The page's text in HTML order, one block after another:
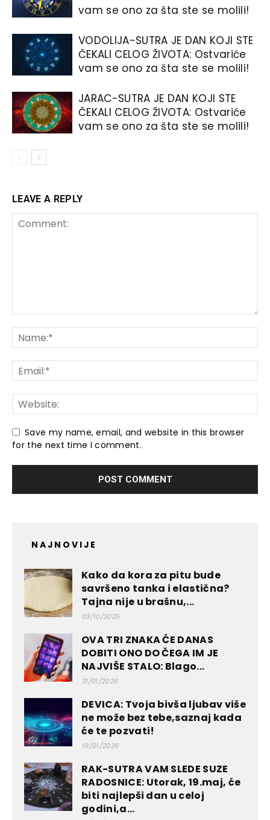
vam se ono za šta ste se molili!
VODOLIJA-SUTRA JE DAN KOJI STE
ČEKALI CELOG ŽIVOTA: Ostvariće
vam se ono za šta ste se molili!
JARAC-SUTRA JE DAN KOJI STE
ČEKALI CELOG ŽIVOTA: Ostvariće
vam se ono za šta ste se molili!
LEAVE A REPLY
Save my name, email, and website in this browser
for the next time I comment.
NAJNOVIJE
Kako da kora za pitu bude
savršeno tanka i elastična?
Tajna nije u brašnu,...
03/10/2025
OVA TRI ZNAKA ĆE DANAS
DOBITI ONO DO ČEGA IM JE
NAJVIŠE STALO: Blago...
31/01/2026
DEVICA: Tvoja bivša ljubav više
ne može bez tebe,saznaj kada
će te pozvati!
19/01/2026
RAK-SUTRA VAM SLEDE SUZE
RADOSNICE: Utorak, 19.maj, će
biti najlepši dan u celoj
godini,a...